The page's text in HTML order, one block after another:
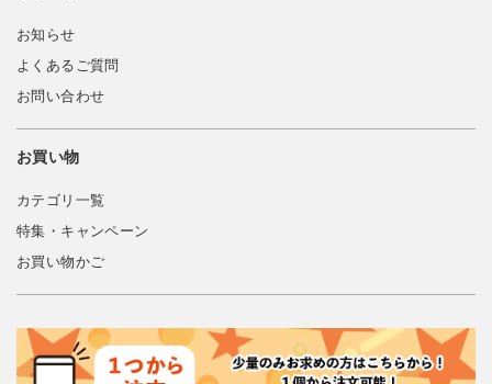
お知らせ
よくあるご質問
お問い合わせ
お買い物
カテゴリ一覧
特集・キャンペーン
お買い物かご